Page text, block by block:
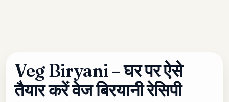
Veg Biryani – घर पर ऐसे
तैयार करें वेज बिरयानी रेसिपी